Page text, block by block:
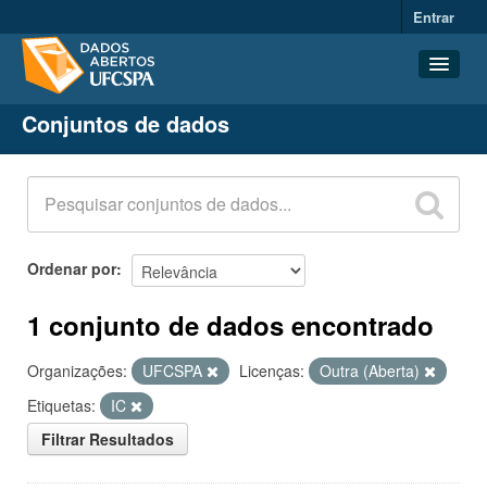
Entrar
Conjuntos de dados
Organizações
Grupos
Sobre
Conjuntos de dados
Ordenar por
1 conjunto de dados encontrado
Organizações: UFCSPA Licenças:
Outra (Aberta)
Etiquetas:
IC
Filtrar Resultados